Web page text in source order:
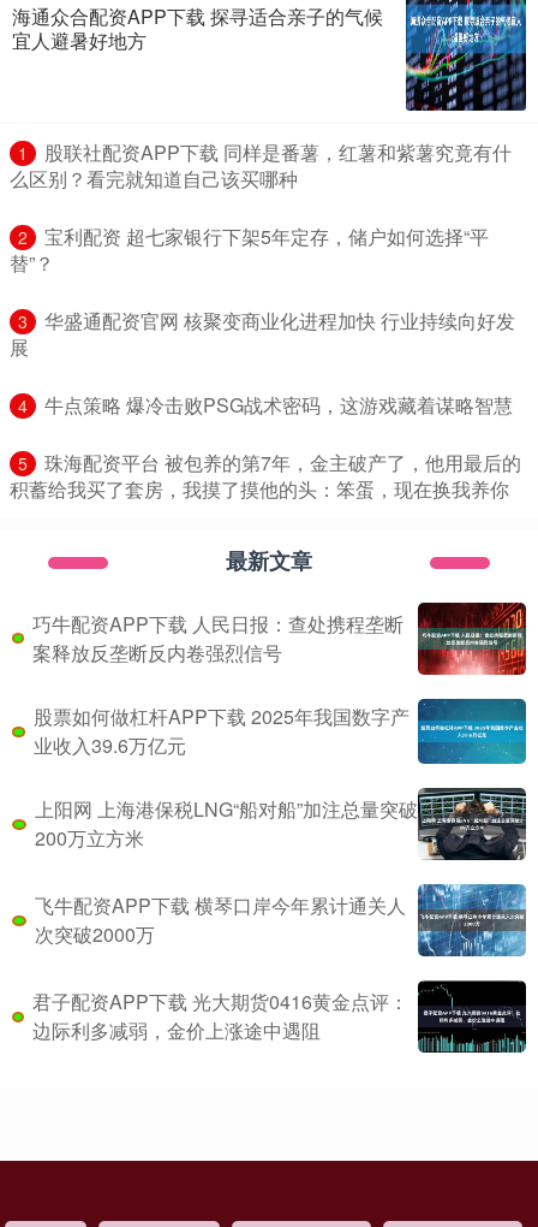
海通众合配资APP下载 探寻适合亲子的气候
宜人避暑好地方
1
​股联社配资APP下载 同样是番薯，红薯和紫薯究竟有什
么区别？看完就知道自己该买哪种
2
​宝利配资 超七家银行下架5年定存，储户如何选择“平
替”？
3
​华盛通配资官网 核聚变商业化进程加快 行业持续向好发
展
4 ​牛点策略 爆冷击败PSG战术密码，这游戏藏着谋略智慧
5
​珠海配资平台 被包养的第7年，金主破产了，他用最后的
积蓄给我买了套房，我摸了摸他的头：笨蛋，现在换我养你
最新文章
巧牛配资APP下载 人民日报：查处携程垄断
案释放反垄断反内卷强烈信号
股票如何做杠杆APP下载 2025年我国数字产
业收入39.6万亿元
上阳网 上海港保税LNG“船对船”加注总量突破
200万立方米
飞牛配资APP下载 横琴口岸今年累计通关人
次突破2000万
君子配资APP下载 光大期货0416黄金点评：
边际利多减弱，金价上涨途中遇阻